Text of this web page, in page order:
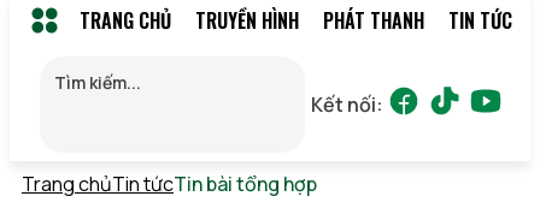
TRANG CHỦ TRUYỀN HÌNH PHÁT THANH TIN TỨC
Kết nối:
Trang chủTin tứcTin bài tổng hợp